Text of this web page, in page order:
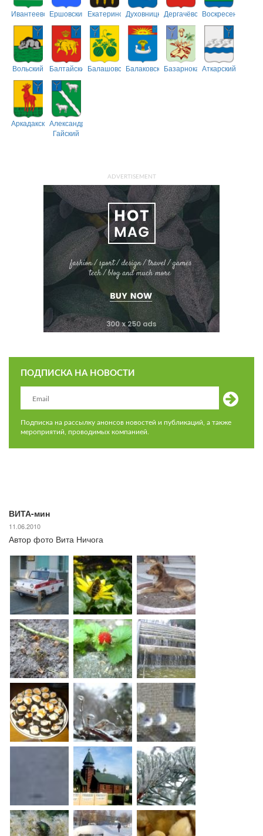
ИвантеевскийЕршовский ЕкатериновскийДуховницкийДергачёвскийВоскресенский
Вольский БалтайскийБалашовскийБалаковскийБазарнокарабулакский
Аткарский
АркадакскийАлександрово-
Гайский
ADVERTISEMENT
ПОДПИСКА НА НОВОСТИ
Подписка на рассылку анонсов новостей и публикаций, а также
мероприятий, проводимых компанией.
ВИТА-мин
11.06.2010
Автор фото Вита Ничога